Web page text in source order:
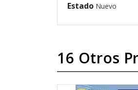
Estado Nuevo
16 Otros